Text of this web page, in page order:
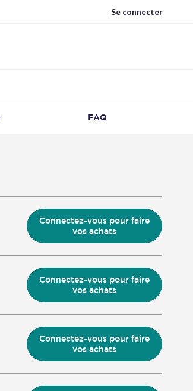
Se connecter
FAQ
Connectez-vous pour faire
vos achats
Connectez-vous pour faire
vos achats
Connectez-vous pour faire
vos achats